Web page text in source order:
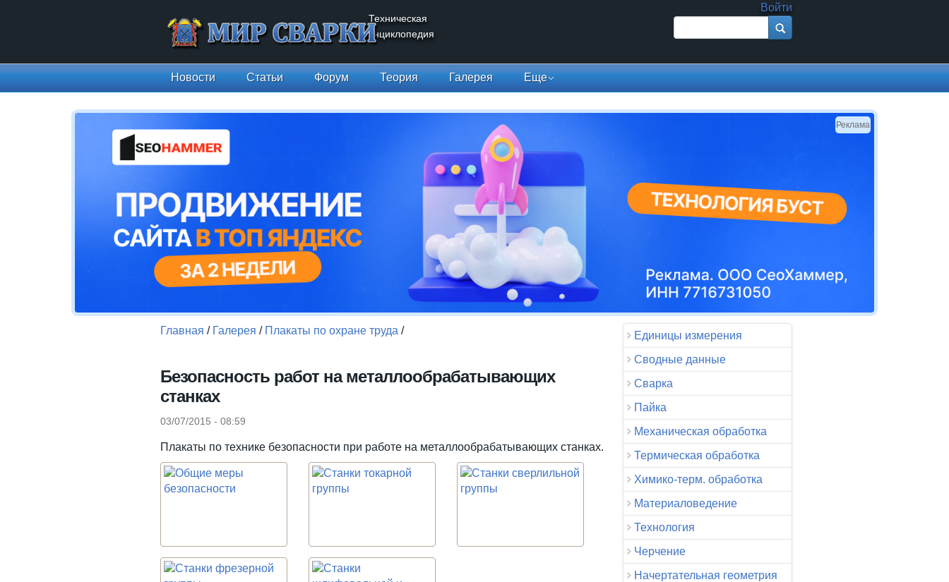
Техническая
энциклопедия
Войти
Форма поиска
Новости Статьи Форум Теория Галерея Еще
Реклама
Главная / Галерея / Плакаты по охране труда /
Безопасность работ на металлообрабатывающих
станках
03/07/2015 - 08:59
Плакаты по технике безопасности при работе на металлообрабатывающих станках.
Единицы измерения
Сводные данные
Сварка
Пайка
Механическая обработка
Термическая обработка
Химико-терм. обработка
Материаловедение
Технология
Черчение
Начертательная геометрия